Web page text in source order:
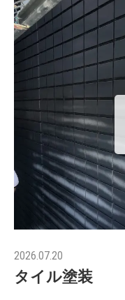
2026.07.20
タイル塗装